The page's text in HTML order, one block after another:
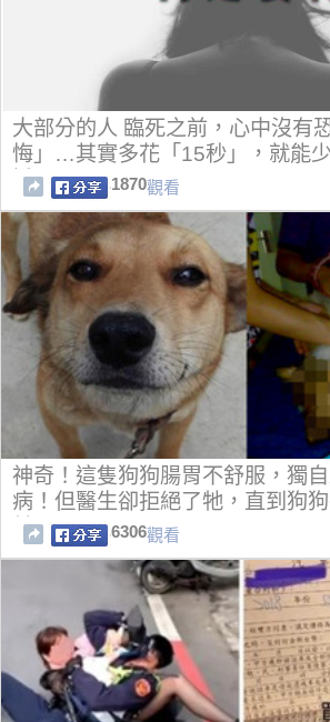
大部分的人 臨死之前，心中沒有
悔」…其實多花「15秒」，就能
憾！
1870觀看
神奇！這隻狗狗腸胃不舒服，獨
病！但醫生卻拒絕了牠，直到狗
前....
6306觀看